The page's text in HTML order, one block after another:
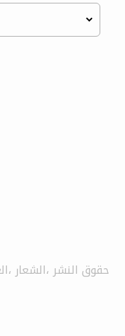
حقوق النشر ،الشعار